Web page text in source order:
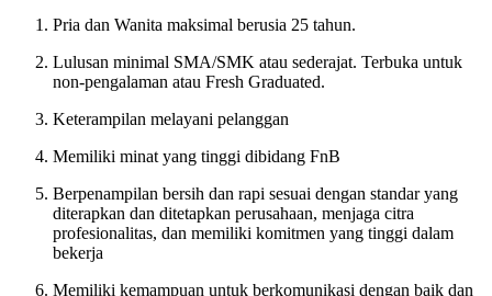
Pria dan Wanita maksimal berusia 25 tahun.
Lulusan minimal SMA/SMK atau sederajat. Terbuka untuk
non-pengalaman atau Fresh Graduated.
Keterampilan melayani pelanggan
Memiliki minat yang tinggi dibidang FnB
Berpenampilan bersih dan rapi sesuai dengan standar yang
diterapkan dan ditetapkan perusahaan, menjaga citra
profesionalitas, dan memiliki komitmen yang tinggi dalam
bekerja
Memiliki kemampuan untuk berkomunikasi dengan baik dan